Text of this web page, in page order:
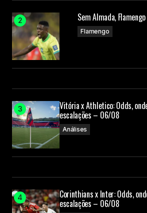
Sem Almada,
Flamengo
Vitória x Athletico: Odds,
escalações – 06/08
Análises
Corinthians x Inter: Odds,
escalações – 06/08